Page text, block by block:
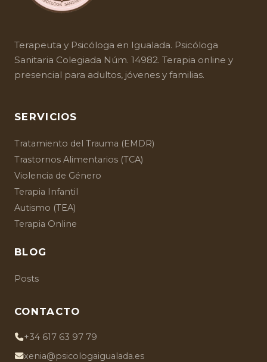
Terapeuta y Psicóloga en Igualada. Psicóloga
Sanitaria Colegiada Núm. 14982. Terapia online y
presencial para adultos, jóvenes y familias.
SERVICIOS
Tratamiento del Trauma (EMDR)
Trastornos Alimentarios (TCA)
Violencia de Género
Terapia Infantil
Autismo (TEA)
Terapia Online
BLOG
Posts
CONTACTO
+34 617 63 97 79
xenia@psicologaigualada.es